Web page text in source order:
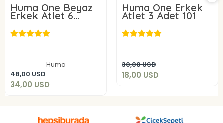
Huma One Beyaz
Erkek Atlet 6
ADET 101-
Huma
48,00 USD
34,00 USD
Add to cart
Huma One Erkek
Atlet 3 Adet 101
30,00 USD
18,00 USD
18,00 USD